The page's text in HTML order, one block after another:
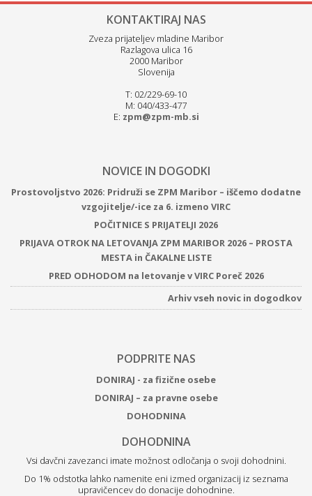
KONTAKTIRAJ NAS
Zveza prijateljev mladine Maribor
Razlagova ulica 16
2000 Maribor
Slovenija
T: 02/229-69-10
M: 040/433-477
E: zpm@zpm-mb.si
NOVICE IN DOGODKI
Prostovoljstvo 2026: Pridruži se ZPM Maribor – iščemo dodatne
vzgojitelje/-ice za 6. izmeno VIRC
POČITNICE S PRIJATELJI 2026
PRIJAVA OTROK NA LETOVANJA ZPM MARIBOR 2026 – PROSTA
MESTA in ČAKALNE LISTE
PRED ODHODOM na letovanje v VIRC Poreč 2026
Arhiv vseh novic in dogodkov
PODPRITE NAS
DONIRAJ - za fizične osebe
DONIRAJ – za pravne osebe
DOHODNINA
DOHODNINA
Vsi davčni zavezanci imate možnost odločanja o svoji dohodnini.
Do 1% odstotka lahko namenite eni izmed organizacij iz seznama
upravičencev do donacije dohodnine.